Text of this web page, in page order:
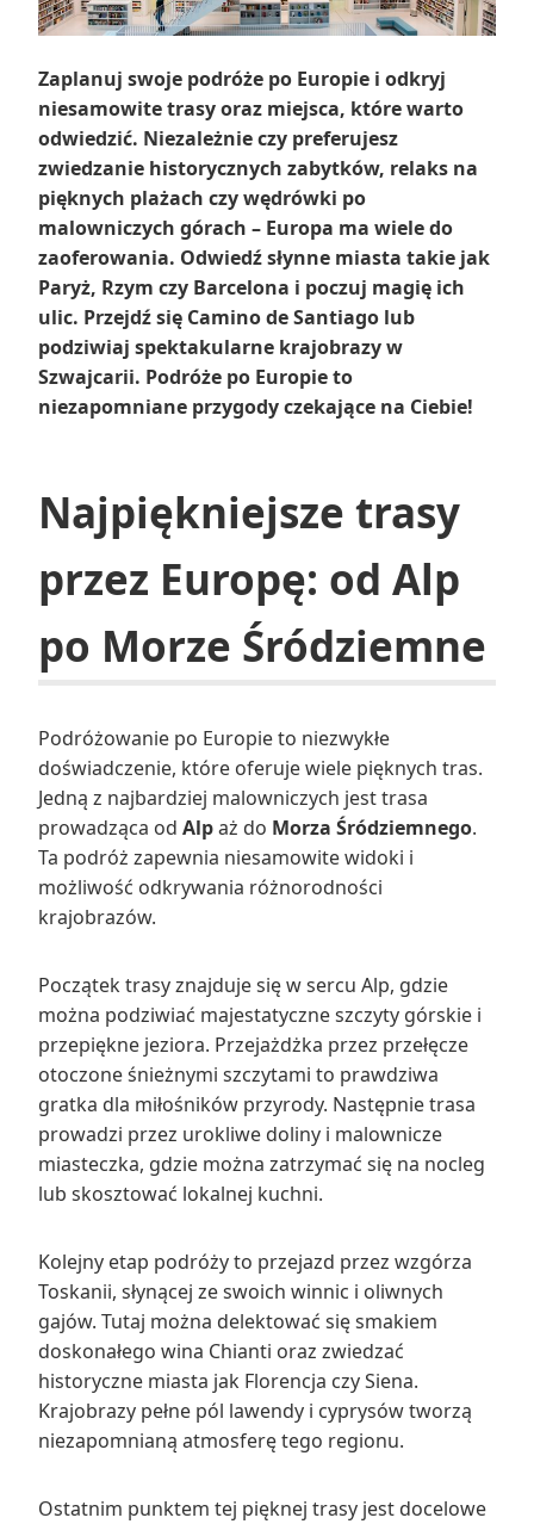
Zaplanuj swoje podróże po Europie i odkryj
niesamowite trasy oraz miejsca, które warto
odwiedzić. Niezależnie czy preferujesz
zwiedzanie historycznych zabytków, relaks na
pięknych plażach czy wędrówki po
malowniczych górach – Europa ma wiele do
zaoferowania. Odwiedź słynne miasta takie jak
Paryż, Rzym czy Barcelona i poczuj magię ich
ulic. Przejdź się Camino de Santiago lub
podziwiaj spektakularne krajobrazy w
Szwajcarii. Podróże po Europie to
niezapomniane przygody czekające na Ciebie!
Najpiękniejsze trasy
przez Europę: od Alp
po Morze Śródziemne
Podróżowanie po Europie to niezwykłe
doświadczenie, które oferuje wiele pięknych tras.
Jedną z najbardziej malowniczych jest trasa
prowadząca od Alpaż do Morza Śródziemnego.
Ta podróż zapewnia niesamowite widoki i
możliwość odkrywania różnorodności
krajobrazów.
Początek trasy znajduje się w sercu Alp, gdzie
można podziwiać majestatyczne szczyty górskie i
przepiękne jeziora. Przejażdżka przez przełęcze
otoczone śnieżnymi szczytami to prawdziwa
gratka dla miłośników przyrody. Następnie trasa
prowadzi przez urokliwe doliny i malownicze
miasteczka, gdzie można zatrzymać się na nocleg
lub skosztować lokalnej kuchni.
Kolejny etap podróży to przejazd przez wzgórza
Toskanii, słynącej ze swoich winnic i oliwnych
gajów. Tutaj można delektować się smakiem
doskonałego wina Chianti oraz zwiedzać
historyczne miasta jak Florencja czy Siena.
Krajobrazy pełne pól lawendy i cyprysów tworzą
niezapomnianą atmosferę tego regionu.
Ostatnim punktem tej pięknej trasy jest docelowe